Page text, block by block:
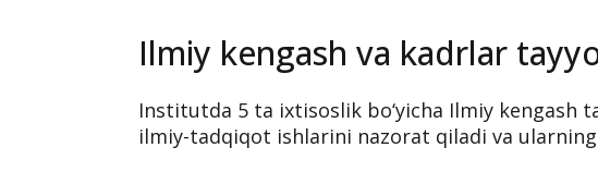
Ilmiy kengash va kadrlar
Institutda 5 ta ixtisoslik bo‘yicha Ilmiy kengash
ilmiy-tadqiqot ishlarini nazorat qiladi va